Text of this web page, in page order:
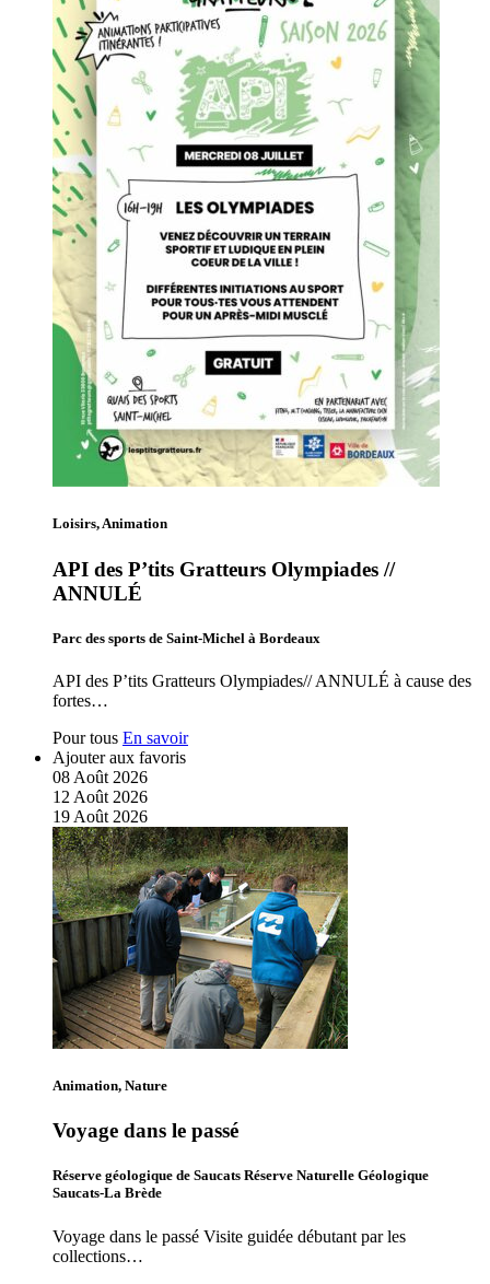
Loisirs, Animation
API des P’tits Gratteurs Olympiades //
ANNULÉ
Parc des sports de Saint-Michel à Bordeaux
API des P’tits Gratteurs Olympiades// ANNULÉ à cause des
fortes…
Pour tous En savoir
Ajouter aux favoris
08 Août 2026
12 Août 2026
19 Août 2026
Animation, Nature
Voyage dans le passé
Réserve géologique de Saucats Réserve Naturelle Géologique
Saucats-La Brède
Voyage dans le passé Visite guidée débutant par les
collections…